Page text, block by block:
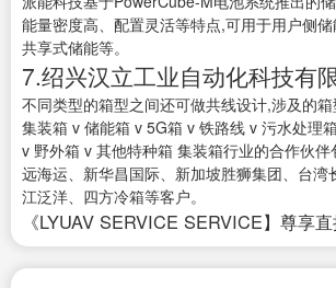
能量密度高、配置灵活等特点,可用于用户侧储
共享式储能等。
7.绍兴汉立工业自动化科技有
不同类型的箱型之间还可做共线设计,涉及的
集装箱 v 储能箱 v 5G箱 v 铁路线 v 污水处理
v 野外箱 v 其他特种箱 集装箱行业的合作伙伴
远海运、新华昌国际、新加坡胜狮集团、台湾
江泛洋、四方冷箱等客户。
《LYUAV SERVICE SERVICE】尊享直